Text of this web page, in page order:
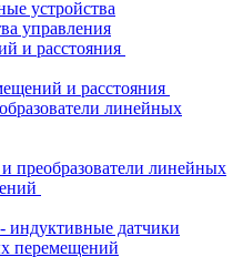
устройства
управления
и расстояния
и расстояния
линейных
преобразователи линейных
индуктивные датчики
перемещений